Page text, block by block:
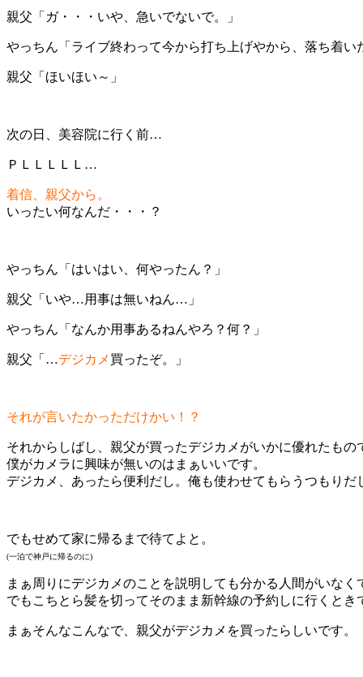
親父「ガ・・・いや、急いでないで。」
やっちん「ライブ終わって今から打ち上げやから、落ち着い
親父「ほいほい～」
次の日、美容院に行く前…
ＰＬＬＬＬＬ…
着信、親父から。
いったい何なんだ・・・？
やっちん「はいはい、何やったん？」
親父「いや…用事は無いねん…」
やっちん「なんか用事あるねんやろ？何？」
親父「…デジカメ 買ったぞ。」
それが言いたかっただけかい！？
それからしばし、親父が買ったデジカメがいかに優れたもの
僕がカメラに興味が無いのはまぁいいです。
デジカメ、あったら便利だし。俺も使わせてもらうつもりだ
でもせめて家に帰るまで待てよと。
(一泊で神戸に帰るのに)
まぁ周りにデジカメのことを説明しても分かる人間がいなく
でもこちとら髪を切ってそのまま新幹線の予約しに行くとき
まぁそんなこんなで、親父がデジカメを買ったらしいです。